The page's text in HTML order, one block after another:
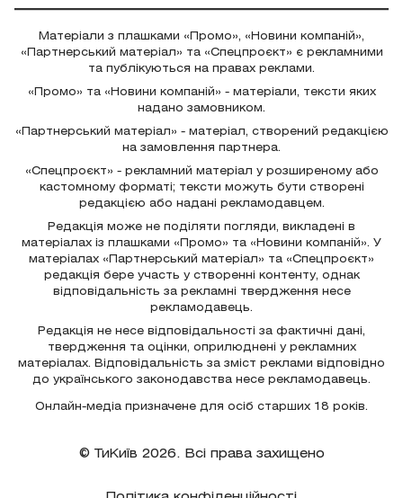
Матеріали з плашками «Промо», «Новини компаній»,
«Партнерський матеріал» та «Спецпроєкт» є рекламними
та публікуються на правах реклами.
«Промо» та «Новини компаній» - матеріали, тексти яких
надано замовником.
«Партнерський матеріал» - матеріал, створений редакцією
на замовлення партнера.
«Спецпроєкт» - рекламний матеріал у розширеному або
кастомному форматі; тексти можуть бути створені
редакцією або надані рекламодавцем.
Редакція може не поділяти погляди, викладені в
матеріалах із плашками «Промо» та «Новини компаній». У
матеріалах «Партнерський матеріал» та «Спецпроєкт»
редакція бере участь у створенні контенту, однак
відповідальність за рекламні твердження несе
рекламодавець.
Редакція не несе відповідальності за фактичні дані,
твердження та оцінки, оприлюднені у рекламних
матеріалах. Відповідальність за зміст реклами відповідно
до українського законодавства несе рекламодавець.
Онлайн-медіа призначене для осіб старших 18 років.
© ТиКиїв 2026. Всі права захищено